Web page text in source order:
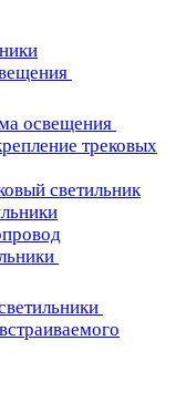
освещения
трековых
светильник